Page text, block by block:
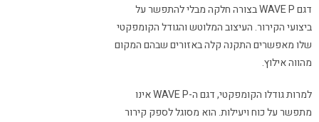
דגם WAVE P בצורה חלקה מבלי להתפשר על
ביצועי הקירור. העיצוב המלוטש והגודל הקומפקטי
שלו מאפשרים התקנה קלה באזורים שבהם המקום
מהווה אילוץ.
למרות גודלו הקומפקטי, דגם ה-WAVE P אינו
מתפשר על כוח ויעילות. הוא מסוגל לספק קירור